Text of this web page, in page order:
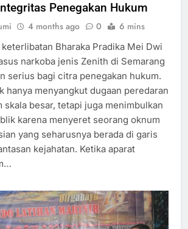
Penegakan Hukum
4 months ago 0 6 mins
Bharaka Pradika Mei Dwi
narkoba jenis Zenith di Semarang
serius bagi citra penegakan hukum.
hanya menyangkut dugaan peredaran
skala besar, tetapi juga menimbulkan
karena menyeret seorang oknum
yang seharusnya berada di garis
kejahatan. Ketika aparat